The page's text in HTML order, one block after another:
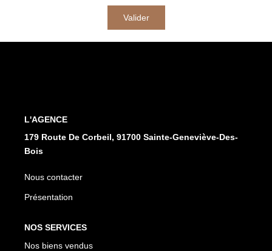
Qui Sommes Nous
Notre Équipe
Valider
L'AGENCE
179 Route De Corbeil, 91700 Sainte-Geneviève-Des-
Bois
Nous contacter
Présentation
NOS SERVICES
Nos biens vendus